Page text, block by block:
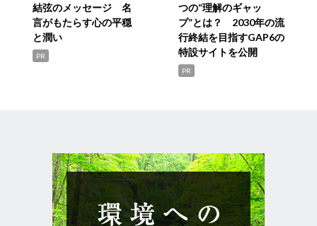
結弦のメッセージ 名
言がもたらす心の平穏
と潤い
PR
つの“理解のギャッ
プ”とは？ 2030年の流
行終結を目指すGAP6の
特設サイトを公開
PR